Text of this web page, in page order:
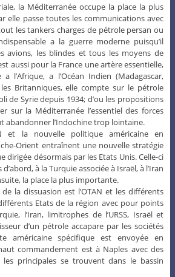
la Méditerranée occupe la place la plus
elle passe toutes les communications avec
les tankers charges de pétrole persan ou
a la guerre moderne puisqu’il
avions, les blindes et tous les moyens de
aussi pour la France une artère essentielle,
l’Afrique, a l’Océan Indien (Madagascar,
Britanniques, elle compte sur le pétrole
de Syrie depuis 1934; d’ou les propositions
sur la Méditerranée l’essentiel des forces
abandonner l’Indochine trop lointaine.
et la nouvelle politique américaine en
Orient entraînent une nouvelle stratégie
dirigée désormais par les Etats Unis. Celle-ci
à la Turquie associée à Israël, à l’Iran
la place la plus importante.
la dissuasion est l’OTAN et les différents
Etats de la région avec pour points
l’Iran, limitrophes de l’URSS, Israël et
d’un pétrole accapare par les sociétés
américaine spécifique est envoyée en
commandement est à Naples avec des
les principales se trouvent dans le bassin